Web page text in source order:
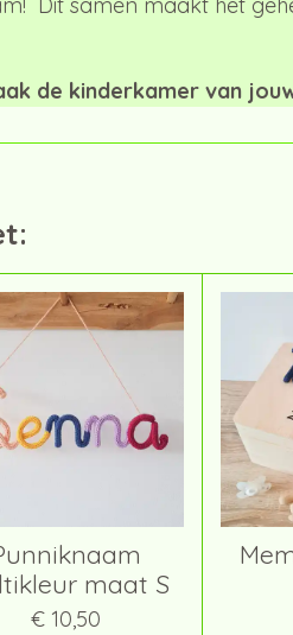
Dit samen maakt het
de kinderkamer van
maat S
€ 10,50